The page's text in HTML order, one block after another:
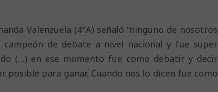
Valenzuela (4°A) señaló “ninguno de nosotros
de debate a nivel nacional y fue super
(…) en ese momento fue como debatir y decir
posible para ganar. Cuando nos lo dicen fue como